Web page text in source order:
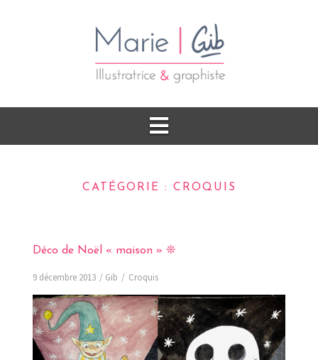
CATÉGORIE : CROQUIS
Déco de Noël « maison » ❊
9 décembre 2013 Gib Croquis